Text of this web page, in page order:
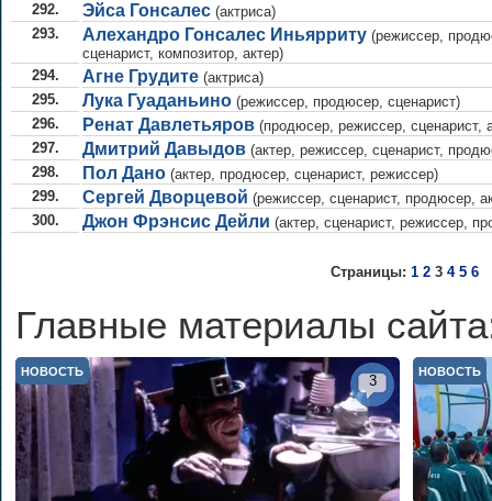
292. Эйса Гонсалес (актриса)
293.
Алехандро Гонсалес Иньярриту (режиссер,
сценарист, композитор, актер)
294.
Агне Грудите (актриса)
295.
Лука Гуаданьино (режиссер, продюсер, сценарист)
296.
Ренат Давлетьяров (продюсер, режиссер, сценарист,
297.
Дмитрий Давыдов (актер, режиссер, сценарист,
298.
Пол Дано (актер, продюсер, сценарист, режиссер)
299.
Сергей Дворцевой (режиссер, сценарист, продюсер,
300.
Джон Фрэнсис Дейли (актер, сценарист, режиссер,
Страницы: 1 2 3 4 5 6
Главные материалы
НОВОСТЬ
3
НОВОСТЬ